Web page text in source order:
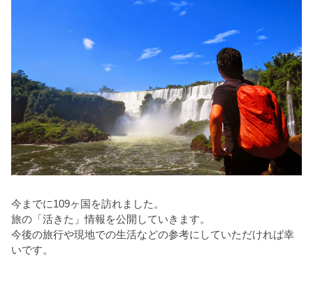
今までに109ヶ国を訪れました。
旅の「活きた」情報を公開していきます。
今後の旅行や現地での生活などの参考にしていただければ幸
いです。